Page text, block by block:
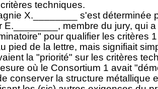
techniques.
X.________ s'est déterminée
E.________, membre du jury, qui
pour qualifier les critères
pied de la lettre, mais signifiait
la "priorité" sur les critères
où le Consortium 1 avait
conserver la structure métallique